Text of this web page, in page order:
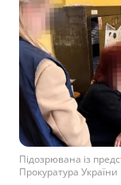
Підозрювана із
Прокуратура України